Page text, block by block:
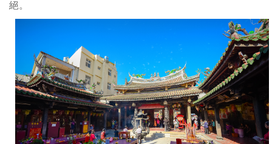
香
火
因
廟
宇
年
絕。